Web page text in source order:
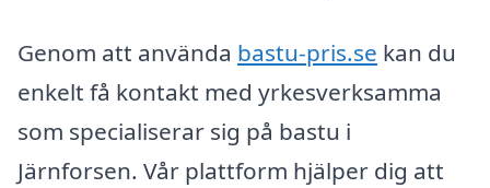
Genom att använda bastu-pris.se kan du
enkelt få kontakt med yrkesverksamma
som specialiserar sig på bastu i
Järnforsen. Vår plattform hjälper dig att